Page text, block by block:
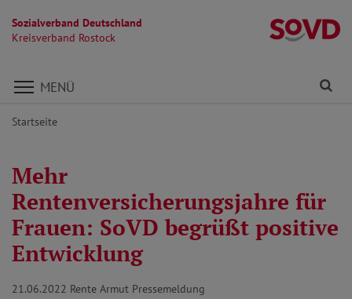
Sozialverband Deutschland
Kreisverband Rostock
Direkt zu den Inhalten springen
MENÜ
Startseite
Mehr
Rentenversicherungsjahre für
Frauen: SoVD begrüßt positive
Entwicklung
21.06.2022 Rente Armut Pressemeldung